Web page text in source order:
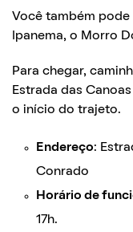
Você também pode
Ipanema, o Morro
Para chegar,
Estrada das
o início do trajeto.
Endereço:
Conrado
Horário de
17h.